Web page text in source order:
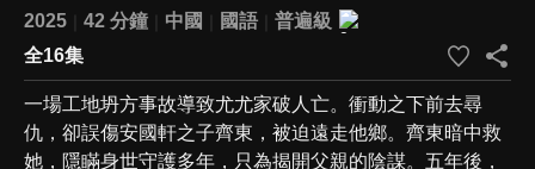
2025
42 分鐘 中國 國語
普遍級
全16集
一場工地坍方事故導致尤尤家破人亡。衝動之下前去尋
仇，卻誤傷安國軒之子齊東，被迫遠走他鄉。齊東暗中救
她，隱瞞身世守護多年，只為揭開父親的陰謀。五年後，